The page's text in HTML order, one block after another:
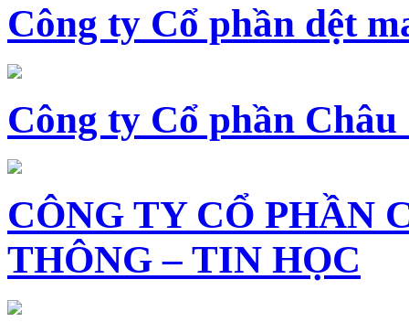
Công ty Cổ phần dệt
Công ty Cổ phần Châu
CÔNG TY CỔ PHẦN
THÔNG – TIN HỌC